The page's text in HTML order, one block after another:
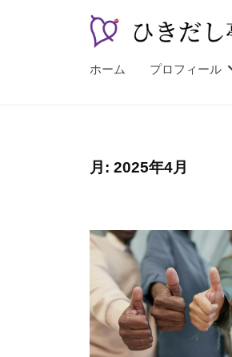
ひ
亭
漫
山
ホーム プロフィール
月: 2025年4月
し
亭